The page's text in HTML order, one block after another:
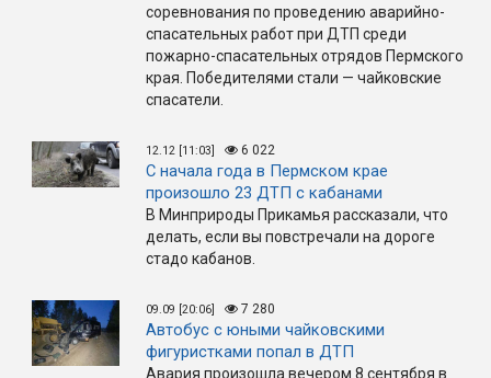
соревнования по проведению аварийно-
спасательных работ при ДТП среди
пожарно-спасательных отрядов Пермского
края. Победителями стали — чайковские
спасатели.
12.12 [11:03] 6 022
С начала года в Пермском крае
произошло 23 ДТП с кабанами
В Минприроды Прикамья рассказали, что
делать, если вы повстречали на дороге
стадо кабанов.
09.09 [20:06] 7 280
Автобус с юными чайковскими
фигуристками попал в ДТП
Авария произошла вечером 8 сентября в